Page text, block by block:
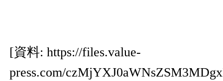
[資料: https://files.value-
press.com/